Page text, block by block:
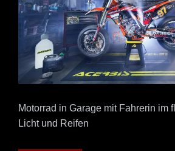
Motorrad in Garage mit Fahrerin im
Licht und Reifen